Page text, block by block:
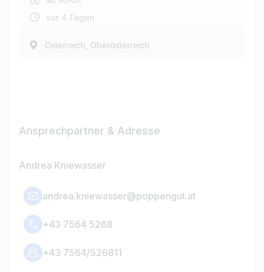
vor 4 Tagen
Österreich, Oberösterreich
Ansprechpartner & Adresse
Andrea Kniewasser
andrea.kniewasser@poppengut.at
+43 7564 5268
+43 7564/526811